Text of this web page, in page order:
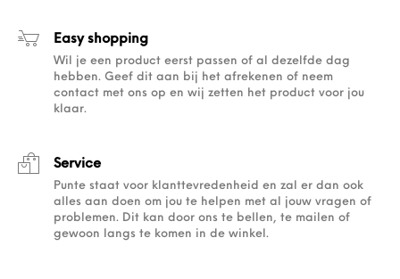
Easy shopping
Wil je een product eerst passen of al dezelfde dag
hebben. Geef dit aan bij het afrekenen of neem
contact met ons op en wij zetten het product voor jou
klaar.
Service
Punte staat voor klanttevredenheid en zal er dan ook
alles aan doen om jou te helpen met al jouw vragen of
problemen. Dit kan door ons te bellen, te mailen of
gewoon langs te komen in de winkel.